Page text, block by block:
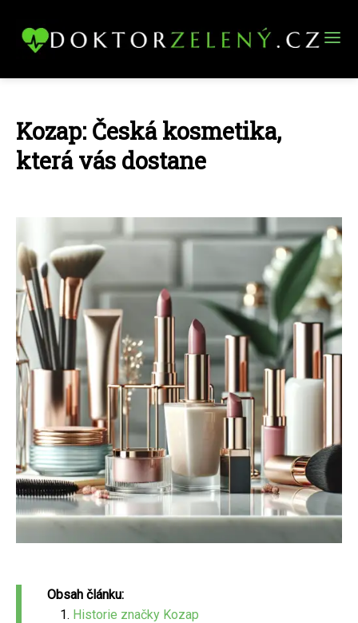
Kozap: Česká kosmetika,
která vás dostane
Obsah článku:
Historie značky Kozap